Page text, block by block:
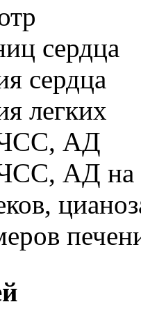
сердца
сердца
легких
ЧСС, АД
АД на